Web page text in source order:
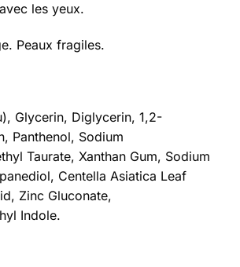
les yeux.
Peaux fragiles.
Glycerin, Diglycerin, 1,2-
Panthenol, Sodium
Taurate, Xanthan Gum, Sodium
Centella Asiatica Leaf
Zinc Gluconate,
Indole.